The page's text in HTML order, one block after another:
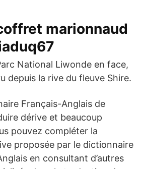
marionnaud
National Liwonde en face,
depuis la rive du fleuve Shire.
Français-Anglais de
dérive et beaucoup
pouvez compléter la
proposée par le dictionnaire
en consultant d’autres